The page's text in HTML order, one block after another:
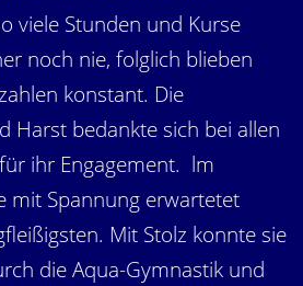
viele Stunden und Kurse
noch nie, folglich blieben
konstant. Die
Harst bedankte sich bei allen
ihr Engagement. lm
mit Spannung erwartetet
Mit Stolz konnte sie
die Aqua-Gymnastik und